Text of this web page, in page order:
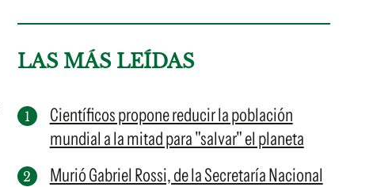
LAS MÁS LEÍDAS
Científicos propone reducir la población
mundial a la mitad para "salvar" el planeta
Murió Gabriel Rossi, de la Secretaría Nacional